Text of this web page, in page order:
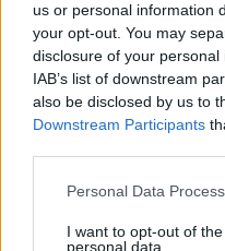
us or personal information
your opt-out. You may
disclosure of your
IAB’s list of downstream
also be disclosed by us to
Downstream Participants
Please note that this
not limited to your visit or
Personal Data
I want to opt-out of
personal data.
Országos hírek
Amire többmillióan